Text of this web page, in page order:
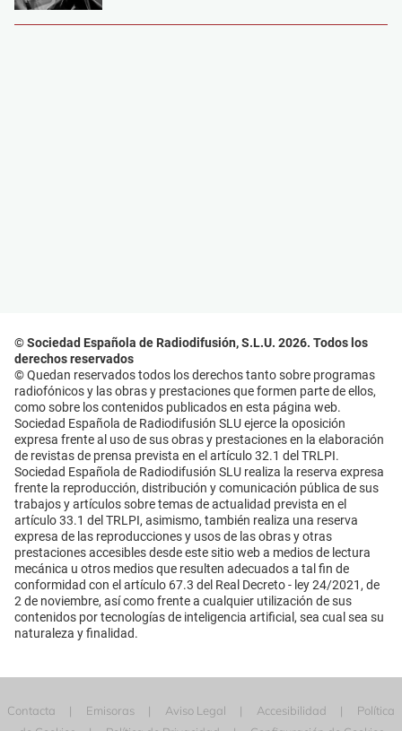
© Sociedad Española de Radiodifusión, S.L.U. 2026. Todos los
derechos reservados
© Quedan reservados todos los derechos tanto sobre programas
radiofónicos y las obras y prestaciones que formen parte de ellos,
como sobre los contenidos publicados en esta página web.
Sociedad Española de Radiodifusión SLU ejerce la oposición
expresa frente al uso de sus obras y prestaciones en la elaboración
de revistas de prensa prevista en el artículo 32.1 del TRLPI.
Sociedad Española de Radiodifusión SLU realiza la reserva expresa
frente la reproducción, distribución y comunicación pública de sus
trabajos y artículos sobre temas de actualidad prevista en el
artículo 33.1 del TRLPI, asimismo, también realiza una reserva
expresa de las reproducciones y usos de las obras y otras
prestaciones accesibles desde este sitio web a medios de lectura
mecánica u otros medios que resulten adecuados a tal fin de
conformidad con el artículo 67.3 del Real Decreto - ley 24/2021, de
2 de noviembre, así como frente a cualquier utilización de sus
contenidos por tecnologías de inteligencia artificial, sea cual sea su
naturaleza y finalidad.
Contacta Emisoras Aviso Legal Accesibilidad
Política